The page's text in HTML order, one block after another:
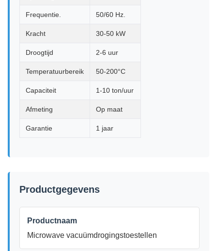
Frequentie. 50/60 Hz.
Kracht 30-50 kW
Droogtijd 2-6 uur
Temperatuurbereik 50-200°C
Capaciteit 1-10 ton/uur
Afmeting Op maat
Garantie 1 jaar
Productgegevens
Productnaam
Microwave vacuümdrogingstoestellen